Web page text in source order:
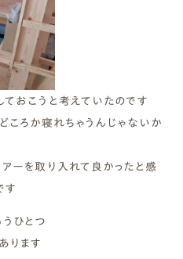
おこうと考えていたのです
ころか寝れちゃうんじゃないか
ーを取り入れて良かったと感
す
ひとつ
ります